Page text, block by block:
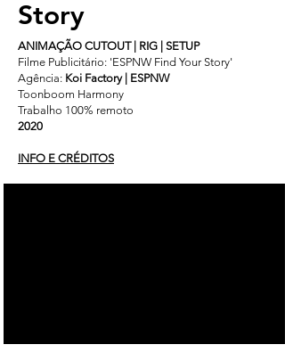
Story
ANIMAÇÃO CUTOUT | RIG | SETUP
Filme Publicitário: 'ESPNW Find Your Story'
Agência: Koi Factory | ESPNW
Toonboom Harmony
Trabalho 100% remoto
2020
INFO E CRÉDITOS